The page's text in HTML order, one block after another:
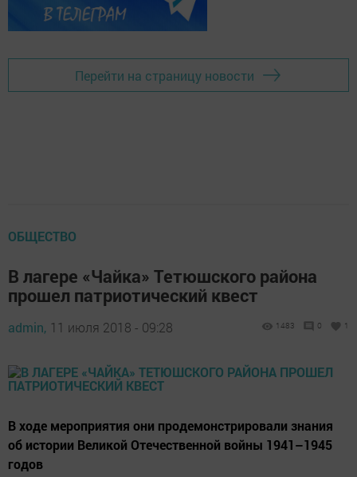
Перейти на страницу новости
ОБЩЕСТВО
В лагере «Чайка» Тетюшского района
прошел патриотический квест
admin, 11 июля 2018 - 09:28 1483 0 1
В ходе мероприятия они продемонстрировали знания
об истории Великой Отечественной войны 1941–1945
годов